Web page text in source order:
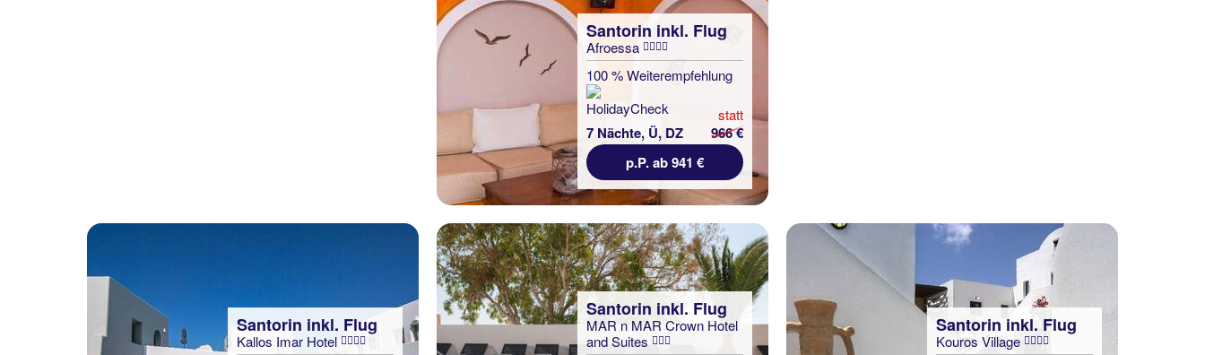
Santorin inkl. Flug
Afroessa
100 % Weiterempfehlung
7 Nächte, Ü, DZ
statt
966 €
p.P. ab 941 €
Santorin inkl. Flug
Kallos Imar Hotel
Santorin inkl. Flug
MAR n MAR Crown Hotel
and Suites
Santorin inkl. Flug
Kouros Village